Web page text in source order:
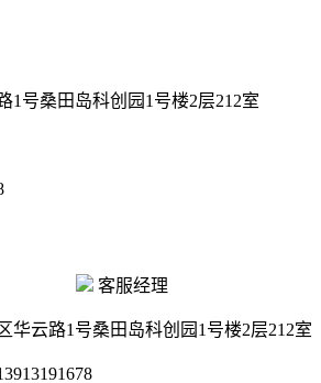
1号桑田岛科创园1号楼2层212室
客服经理
华云路1号桑田岛科创园1号楼2层212室